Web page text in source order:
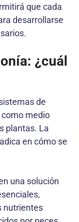
que cada
desarrollarse
¿cuál
de
medio
plantas. La
en cómo se
una solución
nutrientes